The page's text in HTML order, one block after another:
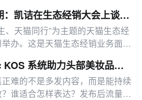
天猫同行 穿越周期：凯诘在生态经销大会上谈AI时代的进化
、天猫同行”为主题的天猫生态经
办。这是天猫生态经销业务面向
深演智能 Agentic KOS 系统助力头部美妆品牌 多智能体联动提升 300% 效果
难的不是多发内容，而是能持续
谁适合怎样表达？发布后流量应